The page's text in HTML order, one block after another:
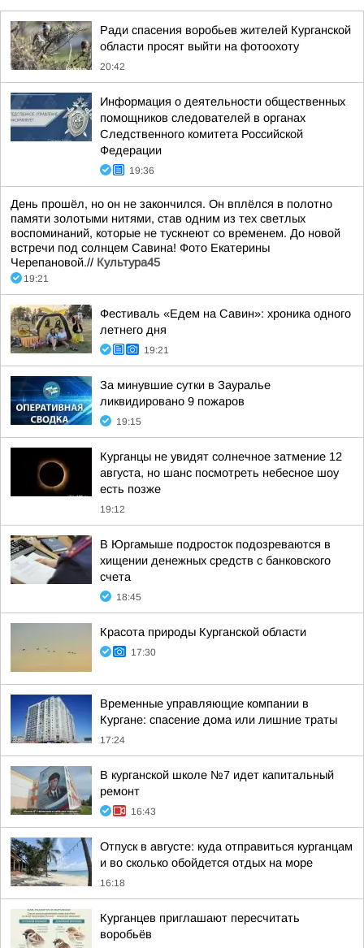
Ради спасения воробьев жителей Курганской
области просят выйти на фотоохоту
20:42
Информация о деятельности общественных
помощников следователей в органах
Следственного комитета Российской
Федерации
19:36
День прошёл, но он не закончился. Он вплёлся в полотно
памяти золотыми нитями, став одним из тех светлых
воспоминаний, которые не тускнеют со временем. До новой
встречи под солнцем Савина! Фото Екатерины
Черепановой.// Культура45
19:21
Фестиваль «Едем на Савин»: хроника одного
летнего дня
19:21
За минувшие сутки в Зауралье
ликвидировано 9 пожаров
19:15
Курганцы не увидят солнечное затмение 12
августа, но шанс посмотреть небесное шоу
есть позже
19:12
В Юргамыше подросток подозреваются в
хищении денежных средств с банковского
счета
18:45
Красота природы Курганской области
17:30
Временные управляющие компании в
Кургане: спасение дома или лишние траты
17:24
В курганской школе №7 идет капитальный
ремонт
16:43
Отпуск в августе: куда отправиться курганцам
и во сколько обойдется отдых на море
16:18
Курганцев приглашают пересчитать
воробьёв